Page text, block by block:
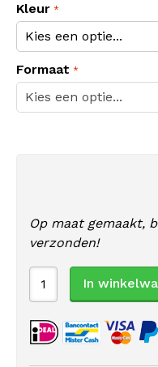
Kleur
Formaat
Op maat gemaakt,
verzonden!
In